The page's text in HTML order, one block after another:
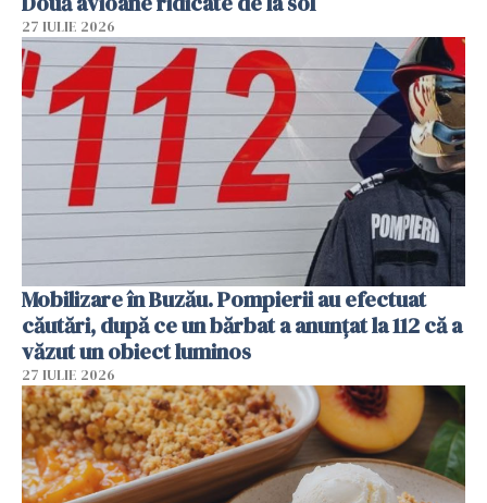
27 IULIE 2026
Mobilizare în Buzău. Pompierii au efectuat
căutări, după ce un bărbat a anunțat la 112 că a
văzut un obiect luminos
27 IULIE 2026